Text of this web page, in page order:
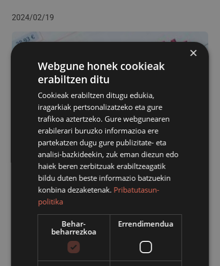
2024/02/19
Herritar askorentzat nahasgarriak izaten dira argindar
eta gas fakturak, kosta egiten baita faktura horietan
ageri diren kontzeptu batzuk ulertzea. Fakturak ondo
ulertzea, ordea, beharrezkoa da norbere kontratu eta
kontsumoei buruzko erabaki zuzenak hartzeko.
×
Webgune honek cookieak
erabiltzen ditu
Cookieak erabiltzen ditugu edukia,
iragarkiak pertsonalizatzeko eta gure
trafikoa aztertzeko. Gure webgunearen
erabilerari buruzko informazioa ere
partekatzen dugu gure publizitate- eta
analisi-bazkideekin, zuk eman diezun edo
haiek beren zerbitzuak erabiltzeagatik
bildu duten beste informazio batzuekin
konbina dezaketenak. Pribatutasun-
politika
Behar-
beharrezkoa
Errendimendua